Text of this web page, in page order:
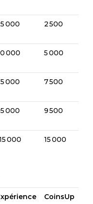
000 2 500
000 5 000
000 7 500
000 9 500
000 15 000
CoinsUp